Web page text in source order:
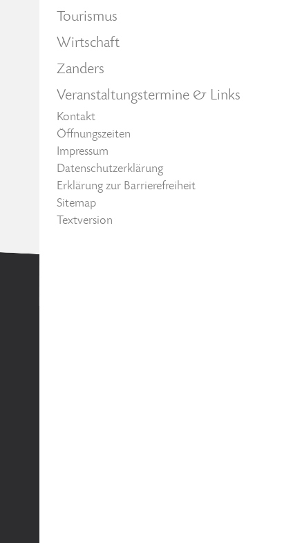
Tourismus
Wirtschaft
Zanders
Veranstaltungstermine & Links
Kontakt
Öffnungszeiten
Impressum
Datenschutzerklärung
Erklärung zur Barrierefreiheit
Sitemap
Textversion